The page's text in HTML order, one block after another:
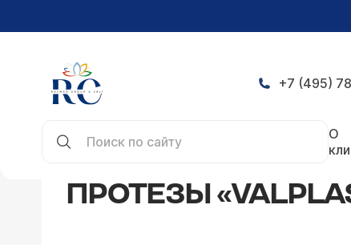
+7 (495)
О
ПРОТЕЗЫ